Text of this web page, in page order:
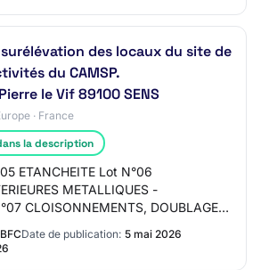
des locaux du site de
du CAMSP.
le Vif 89100 SENS
· France
la description
ETANCHEITE Lot N°06
METALLIQUES -
CLOISONNEMENTS, DOUBLAGES,
INTERIEURES…
Date de publication: 5 mai 2026